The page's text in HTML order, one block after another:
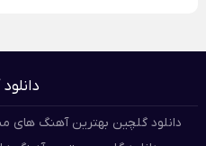
دانلود گلچین بهترین آهنگ های مسعود